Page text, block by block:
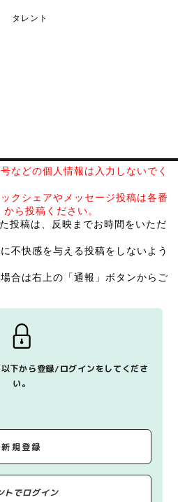
タレント
などの個人情報は入力しないでく
クシェアやメッセージ投稿は各番
ら投稿ください。
投稿は、反映までお時間をいただ
不快感を与える投稿をしないよう
合は右上の「通報」ボタンからご
下から登録/ログインをしてくださ
い。
新規登録
でログイン